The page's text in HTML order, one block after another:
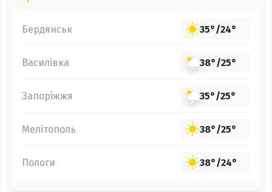
Бердянськ 35°/24°
Василівка 38°/25°
Запоріжжя 35°/25°
Мелітополь 38°/25°
Пологи 38°/24°